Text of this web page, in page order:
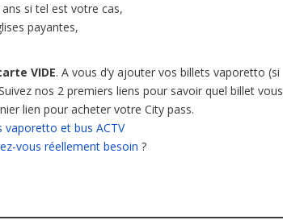
si tel est votre cas,
payantes,
VIDE. A vous d’y ajouter vos billets vaporetto (si
nos 2 premiers liens pour savoir quel billet vous
lien pour acheter votre City pass.
vaporetto et bus ACTV
vous réellement besoin ?